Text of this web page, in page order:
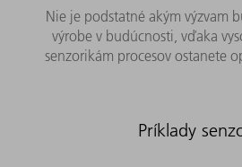
Nie je podstatné akým výzvam
výrobe v budúcnosti, vďaka
senzorikám procesov ostanete
Príklady